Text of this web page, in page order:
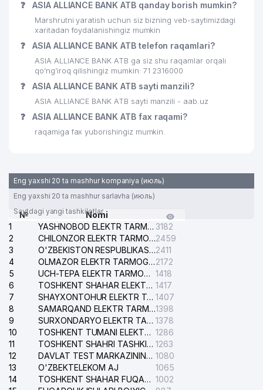
❓ ASIA ALLIANCE BANK ATB qanday borish mumkin?
Marshrutni yaratish uchun siz bizning veb-saytimizdagi
xaritadan foydalanishingiz mumkin
❓ ASIA ALLIANCE BANK ATB telefon raqamlari?
ASIA ALLIANCE BANK ATB ga siz shu raqamlar orqali
qo’ng’iroq qilishingiz mumkin: 71 2316000
❓ ASIA ALLIANCE BANK ATB sayti manzili?
ASIA ALLIANCE BANK ATB sayti manzili - aab.uz
❓ ASIA ALLIANCE BANK ATB fax raqami?
raqamiga fax yuborishingiz mumkin.
Eng yaxshi 20 ta mashhur kompaniya (июль)
Eng yaxshi 20 ta mashhur sarlavha (июль)
Saytdagi yangi tashkilotlar
№
Nomi
1
YASHNOBOD ELEKTR TARMOG'I NOSOZLIKLARI XIZMATI 3182
2
CHILONZOR ELEKTR TARMOG'I NOSOZLIK XIZMATI2459
3
O'ZBEKISTON RESPUBLIKASI BOSH PROKURATURASI ISHONCH TELEFONI2411
4
OLMAZOR ELEKTR TARMOG'I NOSOZLIKLARI XIZMATI2172
5
UCH-TEPA ELEKTR TARMOG'I NOSOZLIKLARI XIZMATI 1418
6
TOSHKENT SHAHAR ELEKTR TARMOQLARI KORXONASI AJ 1417
7
SHAYXONTOHUR ELEKTR TARMOG'I NOSOZLIKLARINI TUZATISH XIZMATI 1407
8
SAMARQAND ELEKTR TARMOQLARI AJ1398
9
SURXONDARYO ELEKTR TARMOQLARI AJ 1378
10
TOSHKENT TUMANI ELEKTR TARMOG'I AVARIYA XIZMATI 1286
11
TOSHKENT SHAHRI TASHKILOT TELEFONLARI HAQIDA MA'LUMOT BYUROSI 1263
12
DAVLAT TEST MARKAZINING ISHONCH TELEFONLARI 1080
13
O'ZBEKTELEKOM AJ
1065
14
TOSHKENT SHAHAR FUQAROLIK ISHLARI BO'YICHA SUDI 1002